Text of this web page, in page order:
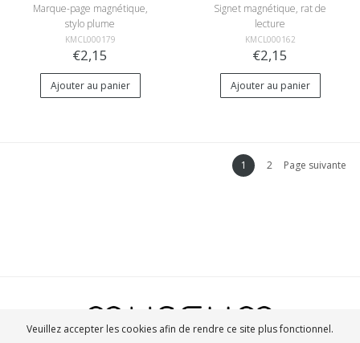
Marque-page magnétique,
stylo plume
KMCL000179
€2,15
Ajouter au panier
Signet magnétique, rat de
lecture
KMCL000162
€2,15
Ajouter au panier
1 2 Page suivante
Veuillez accepter les cookies afin de rendre ce site plus fonctionnel.